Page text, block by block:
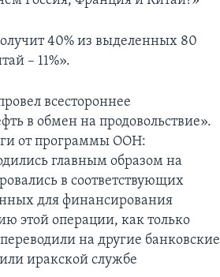
40% из выделенных 80
– 11%».
всестороннее
в обмен на продовольствие».
от программы ООН:
главным образом на
в соответствующих
для финансирования
этой операции, как только
на другие банковские
иракской службе